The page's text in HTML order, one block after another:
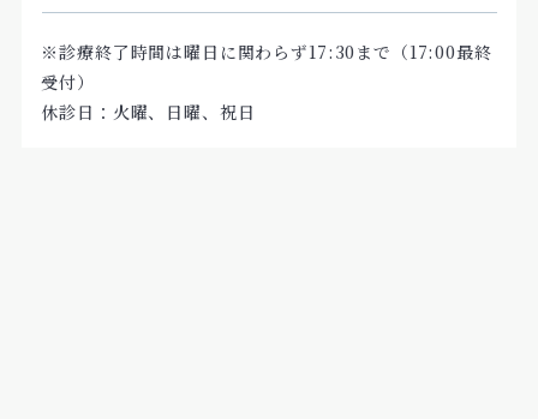
※診療終了時間は曜日に関わらず17:30まで（17:00最終
受付）
休診日：火曜、日曜、祝日